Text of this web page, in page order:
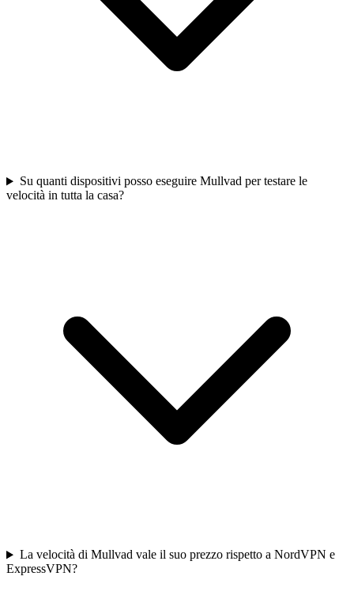
Su quanti dispositivi posso eseguire Mullvad per testare le
velocità in tutta la casa?
La velocità di Mullvad vale il suo prezzo rispetto a NordVPN e
ExpressVPN?